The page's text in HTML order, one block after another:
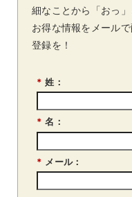
細なことから「おっ
お得な情報をメール
登録を！
* 姓：
* 名：
* メール：